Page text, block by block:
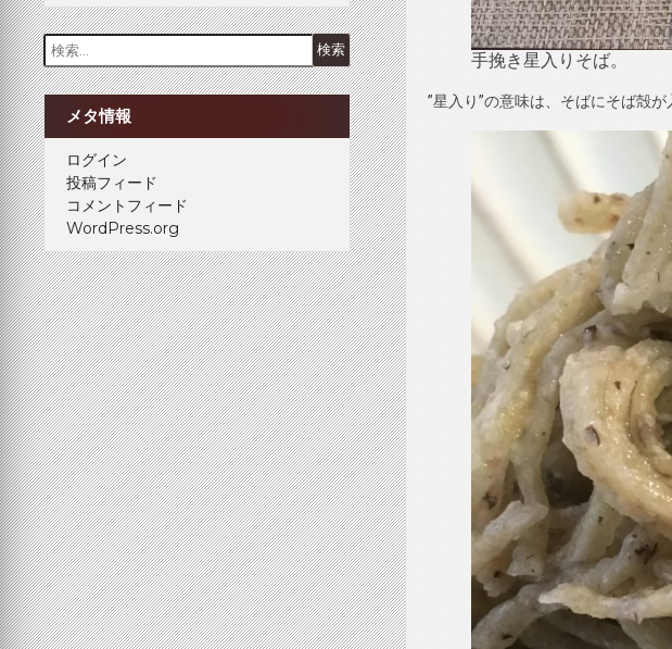
手挽き星入りそば。
”星入り”の意味は、そばにそば殻
検
索:
メタ情報
ログイン
投稿フィード
コメントフィード
WordPress.org